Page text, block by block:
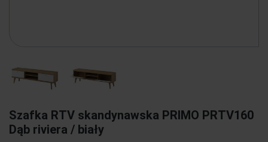
Szafka RTV skandynawska PRIMO PRTV160
Dąb riviera / biały